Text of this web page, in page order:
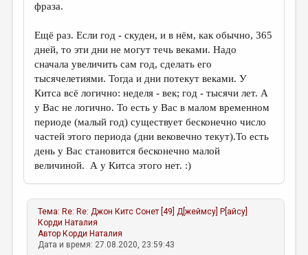
фраза.
Ещё раз. Если год - скуден, и в нём, как обычно, 365
дней, то эти дни не могут течь веками. Надо
сначала увеличить сам год, сделать его
тысячелетиями. Тогда и дни потекут веками. У
Китса всё логично: неделя - век; год - тысячи лет. А
у Вас не логично. То есть у Вас в малом временном
периоде (малый год) существует бесконечно число
частей этого периода (дни вековечно текут).То есть
день у Вас становится бесконечно малой
величиной. А у Китса этого нет. :)
Тема: Re: Re: Джон Китс Сонет [49] Д[жеймсу] P[айсу]
Корди Наталия
Автор Корди Наталия
Дата и время: 27.08.2020, 23:59:43